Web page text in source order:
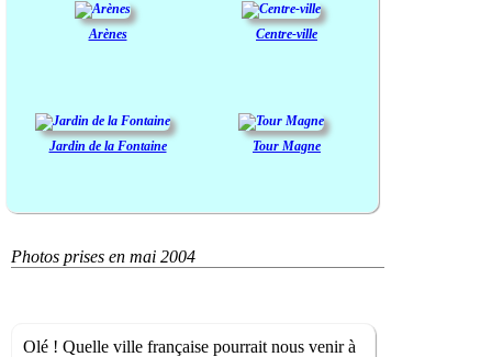
Arènes Centre-ville
Jardin de la Fontaine Tour Magne
Photos prises en mai 2004
Olé ! Quelle ville française pourrait nous venir à